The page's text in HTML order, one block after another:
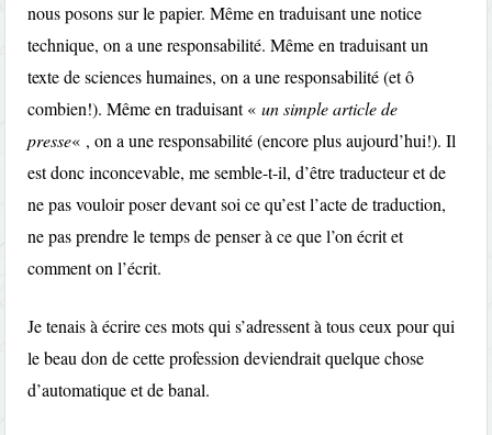
nous posons sur le papier. Même en traduisant une notice
technique, on a une responsabilité. Même en traduisant un
texte de sciences humaines, on a une responsabilité (et ô
combien!). Même en traduisant «un simple article de
presse« , on a une responsabilité (encore plus aujourd’hui!). Il
est donc inconcevable, me semble-t-il, d’être traducteur et de
ne pas vouloir poser devant soi ce qu’est l’acte de traduction,
ne pas prendre le temps de penser à ce que l’on écrit et
comment on l’écrit.
Je tenais à écrire ces mots qui s’adressent à tous ceux pour qui
le beau don de cette profession deviendrait quelque chose
d’automatique et de banal.